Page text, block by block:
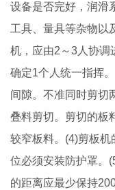
设备是否完好，润滑
工具、量具等杂物以
机，应由2～3人协调
确定1个人统一指挥
间隙。不准同时剪切
叠料剪切。剪切的板
较窄板料。(4)剪板
位必须安装防护罩。
的距离应最少保持